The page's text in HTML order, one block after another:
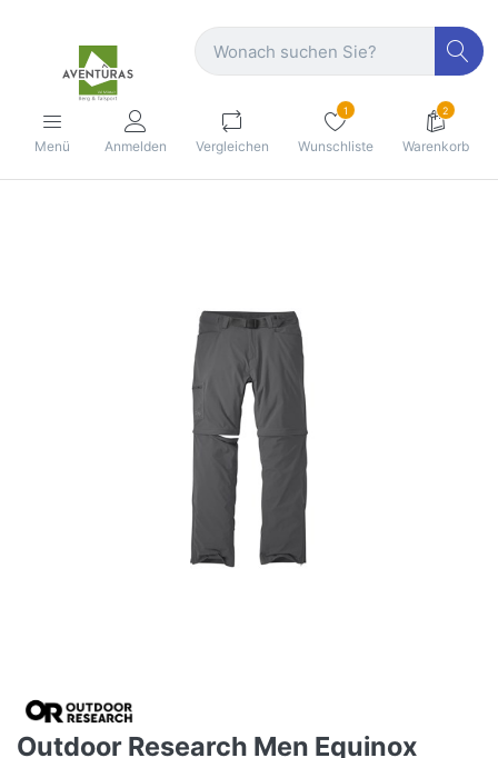
Menü Anmelden Vergleichen
1
Wunschliste
2
Warenkorb
Outdoor Research Men Equinox